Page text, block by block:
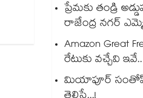
ప్రేమకు తండ్రి
రాజేంద్ర నగర్
Amazon Great
రేటుకు వచ్చేవి
మియాపూర్ సంతోష్